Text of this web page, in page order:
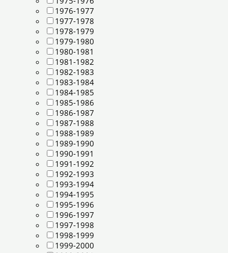
1976-1977
1977-1978
1978-1979
1979-1980
1980-1981
1981-1982
1982-1983
1983-1984
1984-1985
1985-1986
1986-1987
1987-1988
1988-1989
1989-1990
1990-1991
1991-1992
1992-1993
1993-1994
1994-1995
1995-1996
1996-1997
1997-1998
1998-1999
1999-2000